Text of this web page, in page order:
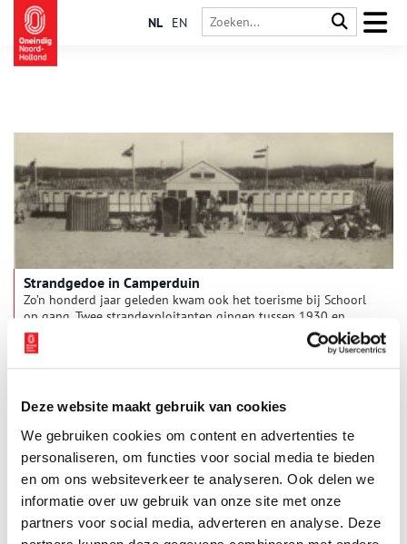
Deze website maakt gebruik van cookies
We gebruiken cookies om content en advertenties te
personaliseren, om functies voor social media te bieden
en om ons websiteverkeer te analyseren. Ook delen we
informatie over uw gebruik van onze site met onze
partners voor social media, adverteren en analyse. Deze
NL EN
Strandgedoe in Camperduin
Zo’n honderd jaar geleden kwam ook het toerisme bij Schoorl
op gang. Twee strandexploitanten gingen tussen 1930 en
1950 met elkaar de strijd om de toerist aan. Twee identieke
paviljoens en tientallen badhokjes verschenen bij Camperduin
aan het strand en op het duin. Het strandgedoe kwam in een